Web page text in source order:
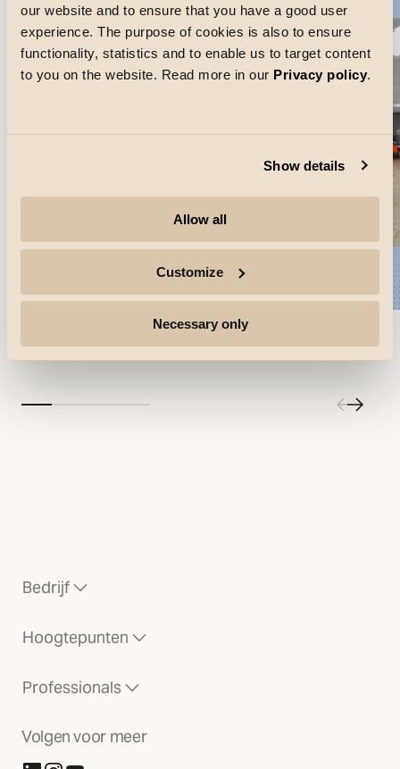
our website and to ensure that you have a good user
experience. The purpose of cookies is also to ensure
functionality, statistics and to enable us to target content
to you on the website. Read more in our Privacy policy.
Show details
Allow all
Customize
Necessary only
Lees
(Opent in nieuw tabblad)
SG Connect
(Opent in nieuw
Bedrijf
Hoogtepunten
Professionals
Volgen voor meer